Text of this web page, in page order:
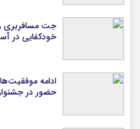
جت مسافربری
خودکفایی در
ادامه
حضور در